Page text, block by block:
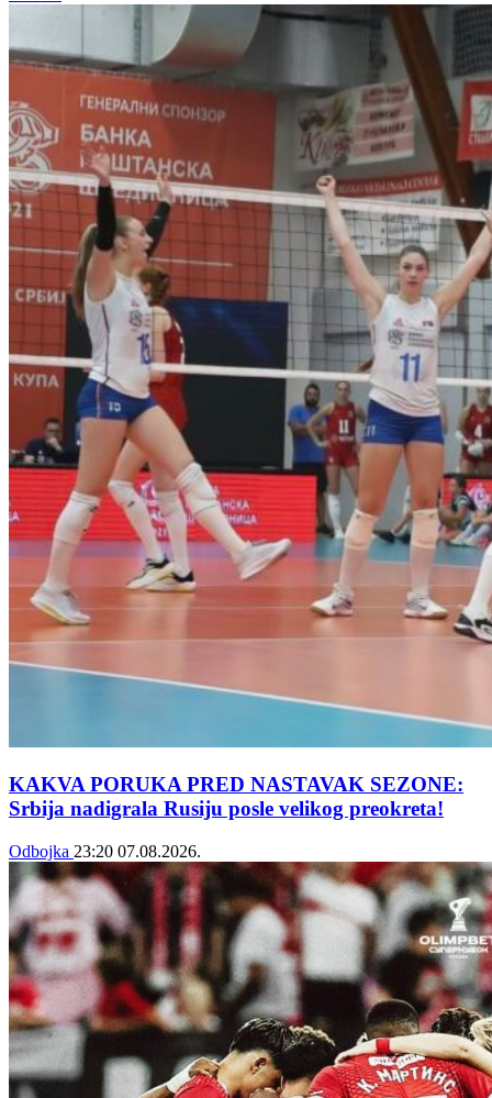
KAKVA PORUKA PRED NASTAVAK SEZONE:
Srbija nadigrala Rusiju posle velikog preokreta!
Odbojka 23:20 07.08.2026.